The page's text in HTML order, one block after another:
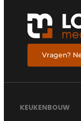
Vragen?
KEUKENBOUW